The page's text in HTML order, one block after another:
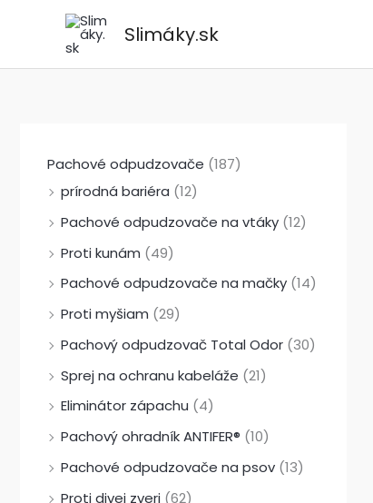
Slimáky.sk
Pachové odpudzovače (187)
prírodná bariéra (12)
Pachové odpudzovače na vtáky (12)
Proti kunám (49)
Pachové odpudzovače na mačky (14)
Proti myšiam (29)
Pachový odpudzovač Total Odor (30)
Sprej na ochranu kabeláže (21)
Eliminátor zápachu (4)
Pachový ohradník ANTIFER® (10)
Pachové odpudzovače na psov (13)
Proti divej zveri (62)